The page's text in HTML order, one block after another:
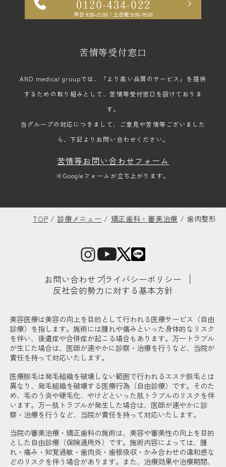
苦情等受付窓口
AND medical groupでは、「より高い品質のサービス」を提供
するための取り組みとして、苦情等受付窓口を設けておりま
す。
当グループの対応につきまして、ご意見や苦情等ございました
ら、下記よりお問い合わせください。
苦情等お問い合わせフォーム
※Googleフォームが立ち上がります。
TOP / 診療メニュー / 矯正歯科・審美治療/ 歯肉整形
お問い合わせ プライバシーポリシー
反社会的勢力に対する基本方針
美容医療は美容の向上を目的として行われる医療サービス（自由
診療）を指します。施術には腫れや痛みといった身体的なリスク
を伴い、後遺症や合併症が起こる場合もあります。万一トラブル
が生じた場合は、医師が速やかに診察・治療を行うなど、当院が
責任を持って対応いたします。
医療脱毛は発毛組織を破壊しない範囲で行われるエステ脱毛とは
異なり、発毛組織を破壊する医療行為（自由診療）です。そのた
め、毛のう炎や硬毛化、やけどといった肌トラブルのリスクを伴
います。万一肌トラブルが発生した場合は、医師が速やかに診
察・治療を行うなど、当院が責任を持って対応いたします。
当院の審美治療・矯正歯科の施術は、美容や審美性の向上を目的
とした自由診療（保険適用外）です。施術内容によっては、腫
れ・痛み・知覚過敏・歯肉炎・歯根吸収・かみ合わせの違和感な
どのリスクを伴う場合があります。また、治療効果や治療期間、